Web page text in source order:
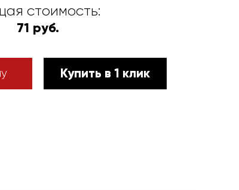
стоимость:
71 руб.
Купить в 1 клик